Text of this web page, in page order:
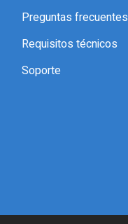
Preguntas frecuentes
Requisitos técnicos
Soporte